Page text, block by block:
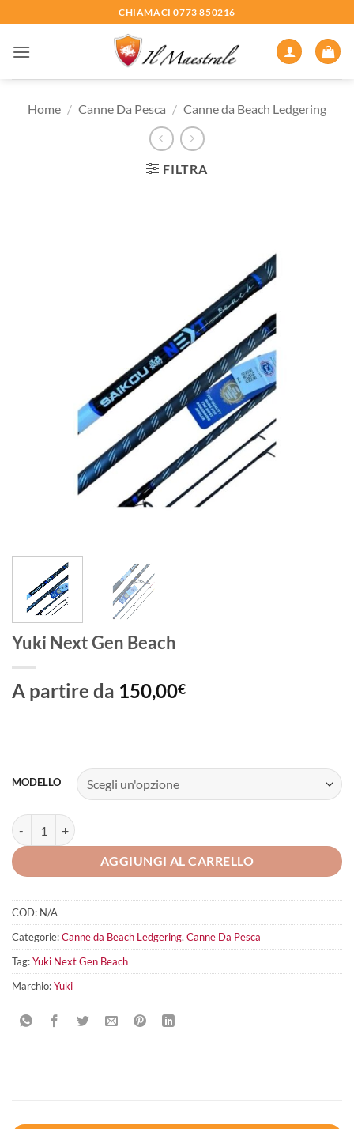
ai
contenuti
CHIAMACI 0773 850216
Home / Canne Da Pesca / Canne da Beach Ledgering
FILTRA
Yuki Next Gen Beach
A partire da 150,00€
MODELLO
Yuki Next Gen Beach quantità
AGGIUNGI AL CARRELLO
COD: N/A
Categorie:Canne da Beach Ledgering, Canne Da Pesca
Tag:Yuki Next Gen Beach
Marchio:Yuki